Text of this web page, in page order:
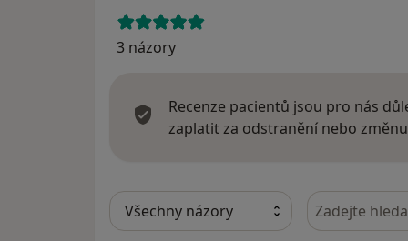
3 názory
Recenze pacientů jsou pro nás
zaplatit za odstranění nebo
Hledejte v